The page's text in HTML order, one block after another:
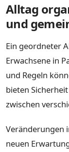
Alltag
und
Ein geordneter
Erwachsene in
und Regeln
bieten
zwischen
Veränderungen
neuen